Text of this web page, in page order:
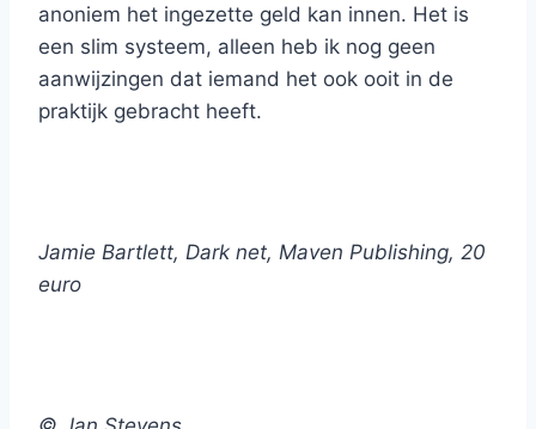
anoniem het ingezette geld kan innen. Het is
een slim systeem, alleen heb ik nog geen
aanwijzingen dat iemand het ook ooit in de
praktijk gebracht heeft.
Jamie Bartlett, Dark net, Maven Publishing, 20
euro